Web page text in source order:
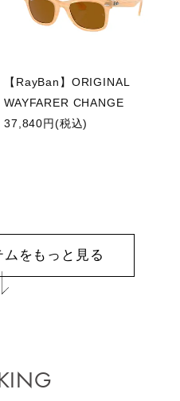
【RayBan】ORIGINAL
WAYFARER CHANGE
37,840円(税込)
をもっと見る